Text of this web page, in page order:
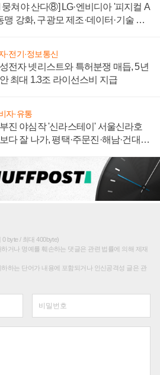
뭉쳐야 산다⑧] LG·엔비디아 '피지컬 A
맹 강화, 구광모 제조·데이터·기술 결
·전기·정보통신
전자 넷리스트와 특허분쟁 매듭, 5년
최대 1.3조 라이선스비 지급
자·유통
진 야심작 '신라스테이' 서울신라호
다 잘 나가, 평택·주문진·해남·건대로
byte / 최대 400byte)
거나 명예를 훼손하는 댓글은 관련 법률에 의해 제재
하는 단어가 내용에 포함되거나 인신공격성 글은 관